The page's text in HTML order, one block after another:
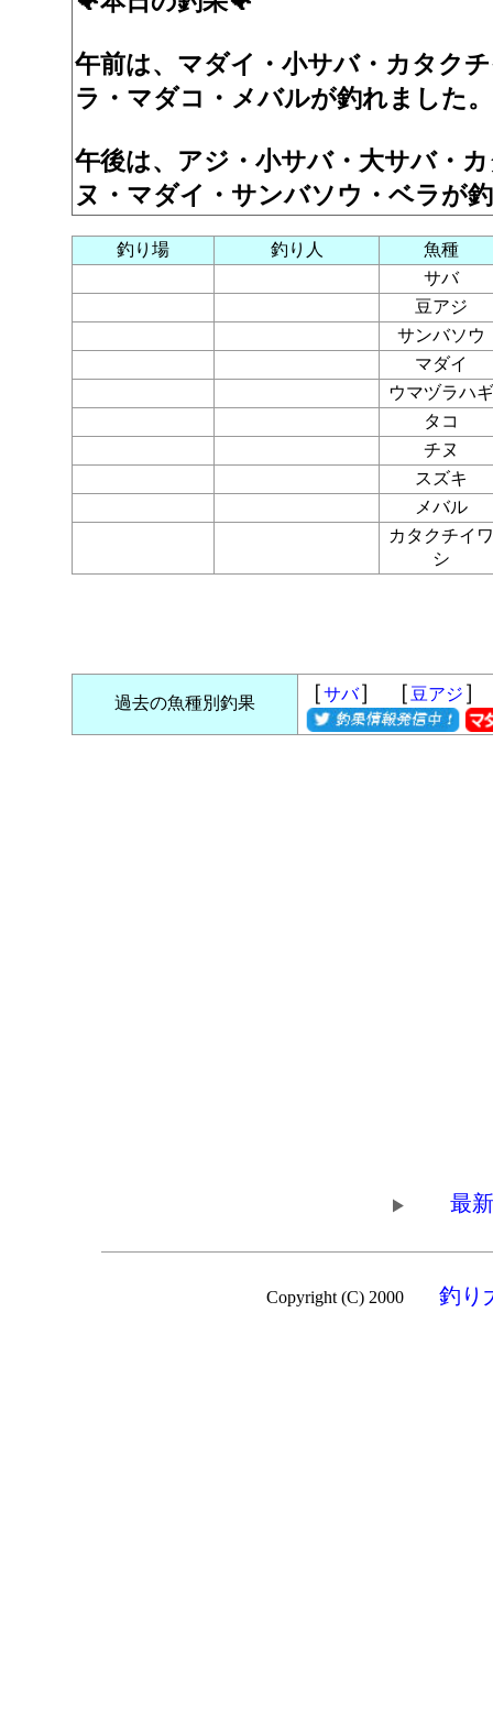
午前は、マダイ・小サバ・カタク
ラ・マダコ・メバルが釣れました。
午後は、アジ・小サバ・大サバ・
ヌ・マダイ・サンバソウ・ベラが
釣り場 釣り人
魚種
サバ
豆アジ
サンバソウ
マダイ
ウマヅラハギ
タコ
チヌ
スズキ
メバル
カタクチイワ
シ
過去の魚種別釣果 ［サバ］ ［ 豆アジ ］
最
Copyright (C) 2000 釣り